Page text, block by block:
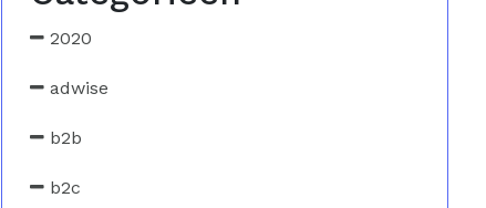
2020
adwise
b2b
b2c